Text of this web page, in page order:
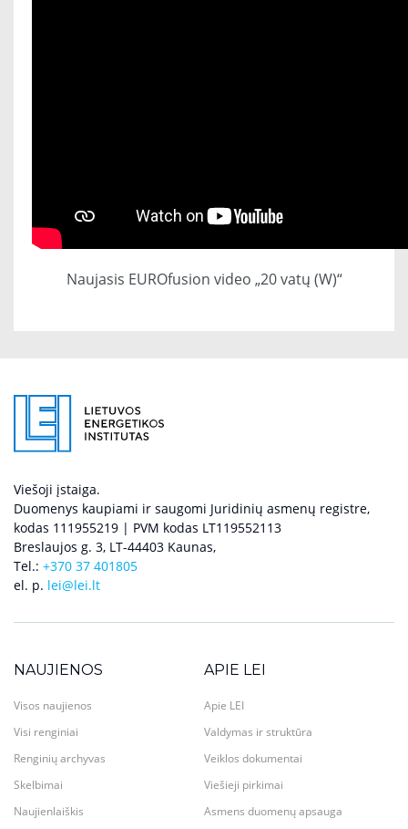
Naujasis EUROfusion video „20 vatų (W)“
Viešoji įstaiga.
Duomenys kaupiami ir saugomi Juridinių asmenų registre,
kodas 111955219 | PVM kodas LT119552113
Breslaujos g. 3, LT-44403 Kaunas,
Tel.: +370 37 401805
el. p. lei@lei.lt
NAUJIENOS
Visos naujienos
Visi renginiai
Renginių archyvas
Skelbimai
Naujienlaiškis
APIE LEI
Apie LEI
Valdymas ir struktūra
Veiklos dokumentai
Viešieji pirkimai
Asmens duomenų apsauga